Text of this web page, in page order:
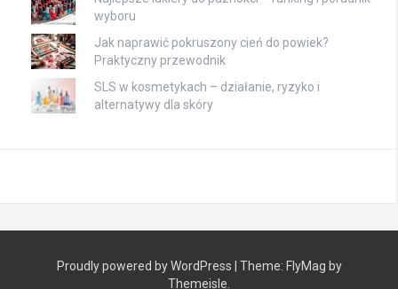
wyboru
Jak naprawić pokruszony cień do powiek?
Praktyczny przewodnik
SLS w kosmetykach – działanie, ryzyko i
alternatywy dla skóry
Proudly powered by WordPress Theme: FlyMag by
Themeisle.